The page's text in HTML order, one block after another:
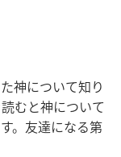
神について知り
むと神について
。友達になる第